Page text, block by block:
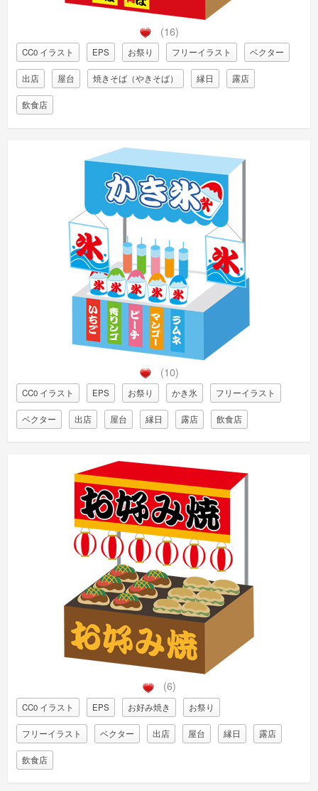
(16)
CC0 イラスト EPS お祭り フリーイラスト ベクター
出店 屋台 焼きそば（やきそば） 縁日 露店
飲食店
(10)
CC0 イラスト EPS お祭り かき氷 フリーイラスト
ベクター 出店 屋台 縁日 露店 飲食店
(6)
CC0 イラスト EPS お好み焼き お祭り
フリーイラスト ベクター 出店 屋台 縁日 露店
飲食店